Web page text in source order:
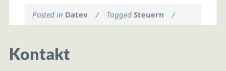
Posted in Datev / TaggedSteuern /
Kontakt